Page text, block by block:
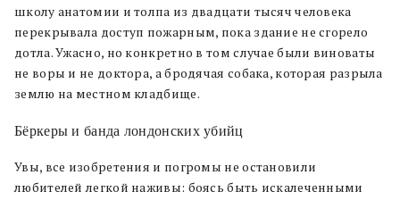
школу анатомии и толпа из двадцати тысяч человека
перекрывала доступ пожарным, пока здание не сгорело
дотла. Ужасно, но конкретно в том случае были виноваты
не воры и не доктора, а бродячая собака, которая разрыла
землю на местном кладбище.
Бёркеры и банда лондонских убийц
Увы, все изобретения и погромы не остановили
любителей легкой наживы: боясь быть искалеченными